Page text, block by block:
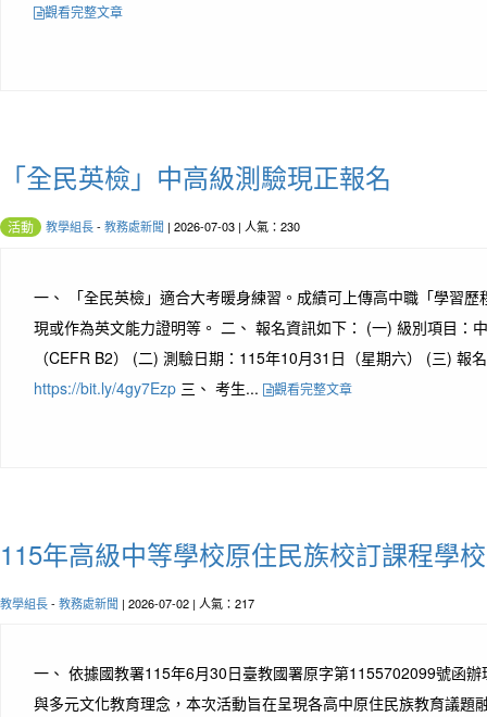
觀看完整文章
「全民英檢」中高級測驗現正報名
活動 教學組長- 教務處新聞 | 2026-07-03 | 人氣：230
一、 「全民英檢」適合大考暖身練習。成績可上傳高中職「學習
現或作為英文能力證明等。 二、 報名資訊如下： (一) 級別項目：
（CEFR B2） (二) 測驗日期：115年10月31日（星期六） (三) 報
https://bit.ly/4gy7Ezp 三、 考生... 觀看完整文章
115年高級中等學校原住民族校訂課程學
教學組長- 教務處新聞 | 2026-07-02 | 人氣：217
一、 依據國教署115年6月30日臺教國署原字第1155702099號函
與多元文化教育理念，本次活動旨在呈現各高中原住民族教育議題